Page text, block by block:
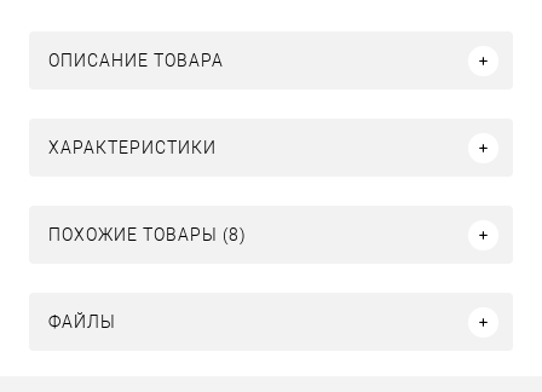
ОПИСАНИЕ ТОВАРА
ХАРАКТЕРИСТИКИ
ПОХОЖИЕ ТОВАРЫ (8)
ФАЙЛЫ